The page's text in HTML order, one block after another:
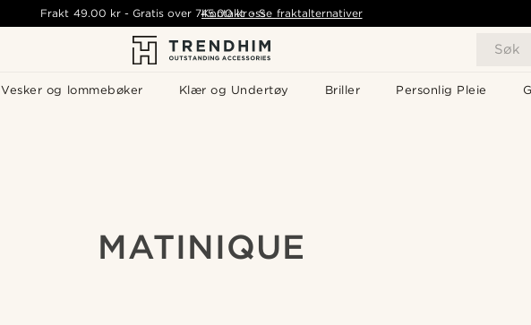
Søk
Vesker og lommebøker Klær og Undertøy Briller Personlig Pleie
Frakt 49.00 kr- Gratis over 745.00 kr - Se fraktalternativer
Kontakt oss
MATINIQUE